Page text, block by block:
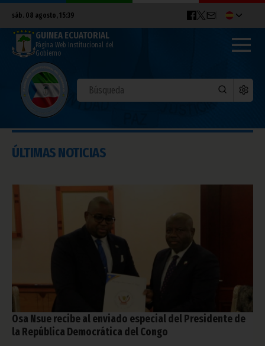
sáb. 08 agosto, 15:39
GUINEA ECUATORIAL
Página Web Institucional del
Gobierno
ÚLTIMAS NOTICIAS
Osa Nsue recibe al enviado especial del Presidente de
la República Democrática del Congo